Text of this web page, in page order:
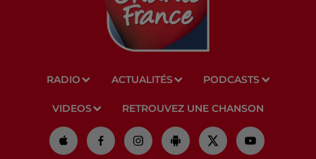
RADIO ACTUALITÉS PODCASTS
VIDEOS RETROUVEZ UNE CHANSON